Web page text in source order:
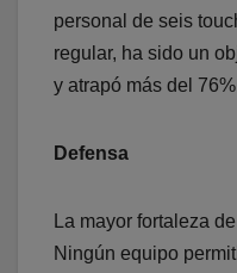
personal de seis
regular, ha sido un
y atrapó más del
Defensa
La mayor fortaleza
Ningún equipo